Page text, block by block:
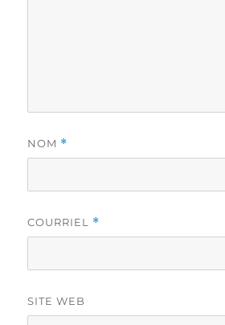
NOM *
COURRIEL *
SITE WEB